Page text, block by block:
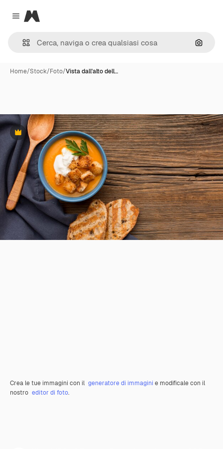
Close menu
Magnific
Cerca
Home/Stock/Foto/Vista dall'alto dell…
Premium
Crea le tue immagini con il generatore di immagini e modificale con il
nostro editor di foto.